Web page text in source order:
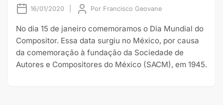
16/01/2020 Por Francisco Geovane
No dia 15 de janeiro comemoramos o Dia Mundial do
Compositor. Essa data surgiu no México, por causa
da comemoração à fundação da Sociedade de
Autores e Compositores do México (SACM), em 1945.